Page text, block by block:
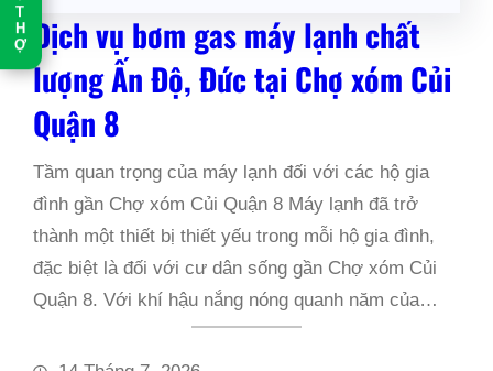
T
H
Ợ
Dịch vụ bơm gas máy lạnh chất
lượng Ấn Độ, Đức tại Chợ xóm Củi
Quận 8
Tầm quan trọng của máy lạnh đối với các hộ gia
đình gần Chợ xóm Củi Quận 8 Máy lạnh đã trở
thành một thiết bị thiết yếu trong mỗi hộ gia đình,
đặc biệt là đối với cư dân sống gần Chợ xóm Củi
Quận 8. Với khí hậu nắng nóng quanh năm của…